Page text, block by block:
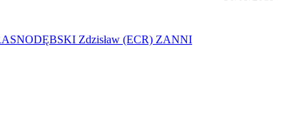
Zdzisław (ECR) ZANNI